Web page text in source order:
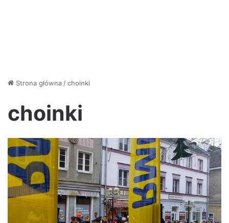
Strona główna /choinki
choinki